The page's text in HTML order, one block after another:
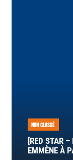
NON CLASSÉ
[RED STAR
EMMÈNE À